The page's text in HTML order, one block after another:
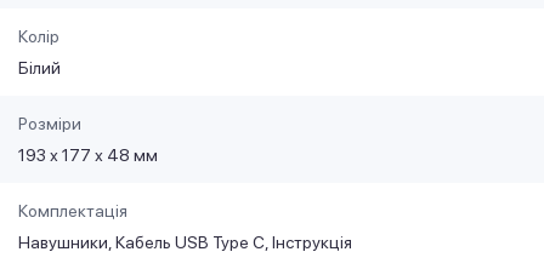
Колір
Білий
Розміри
193 х 177 х 48 мм
Комплектація
Навушники, Кабель USB Type C, Інструкція